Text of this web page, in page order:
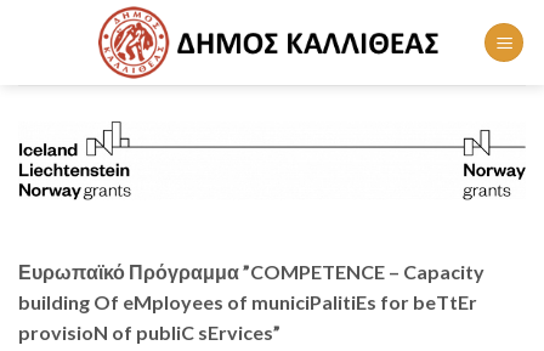
Ευρωπαϊκό Πρόγραμμα ”COMPETENCE – Capacity
building Of eMployees of municiPalitiEs for beTtEr
provisioN of publiC sErvices”